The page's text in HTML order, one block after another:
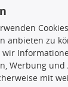
anbieten zu
wir
Werbung
mit